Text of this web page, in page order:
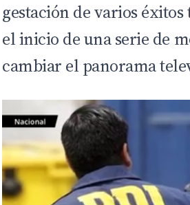
gestación de varios
el inicio de una serie de
cambiar el panorama